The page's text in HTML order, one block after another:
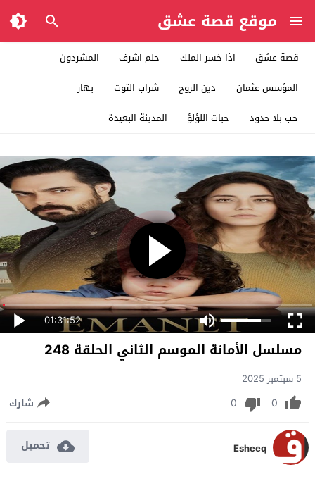
موقع قصة عشق
قصة عشق اذا خسر الملك حلم اشرف
المشردون
المؤسس عثمان
دين الروح شراب التوت
بهار
حب بلا حدود
حبات اللؤلؤ المدينة البعيدة
01:31:52
مسلسل الأمانة الموسم الثاني الحلقة 248
5 سبتمبر 2025
0
0 شارك
Esheeq تحميل